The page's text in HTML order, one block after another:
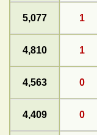
1
5,077
1
4,810
0
4,563
0
4,409